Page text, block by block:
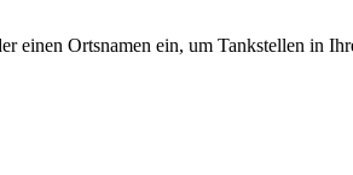
einen Ortsnamen ein, um Tankstellen in